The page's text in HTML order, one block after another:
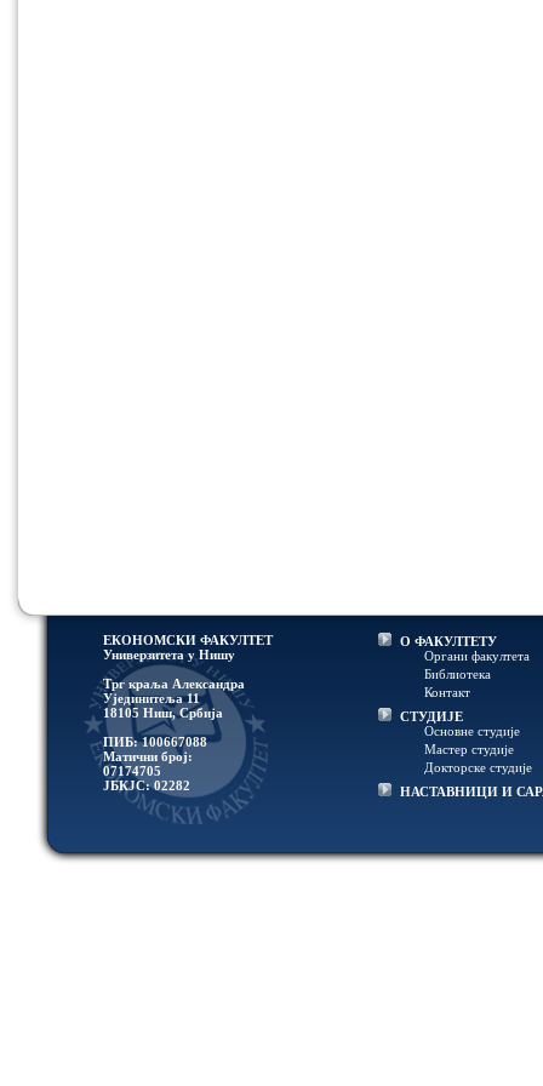
ЕКОНОМСКИ ФАКУЛТЕТ
Универзитетa у Нишу
Трг краља Александра
Ујединитеља 11
18105 Ниш, Србија
ПИБ: 100667088
Матични број:
07174705
ЈБКЈС: 02282
О ФАКУЛТЕТУ
Органи факултета
Библиотека
Контакт
СТУДИЈЕ
Основне студије
Мастер студије
Докторске студије
НАСТАВНИЦИ И